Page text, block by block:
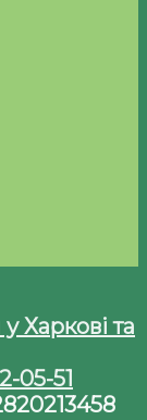
Харкові та
05-51